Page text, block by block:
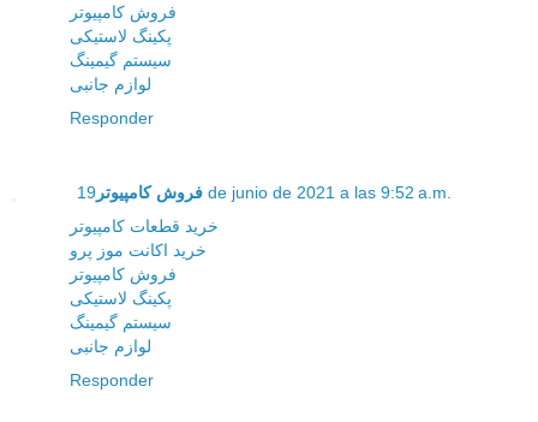
فروش کامپیوتر
پکینگ لاستیکی
سیستم گیمینگ
لوازم جانبی
Responder
فروش کامپیوتر 19 de junio de 2021 a las 9:52 a.m.
خرید قطعات کامپیوتر
خرید اکانت موز پرو
فروش کامپیوتر
پکینگ لاستیکی
سیستم گیمینگ
لوازم جانبی
Responder